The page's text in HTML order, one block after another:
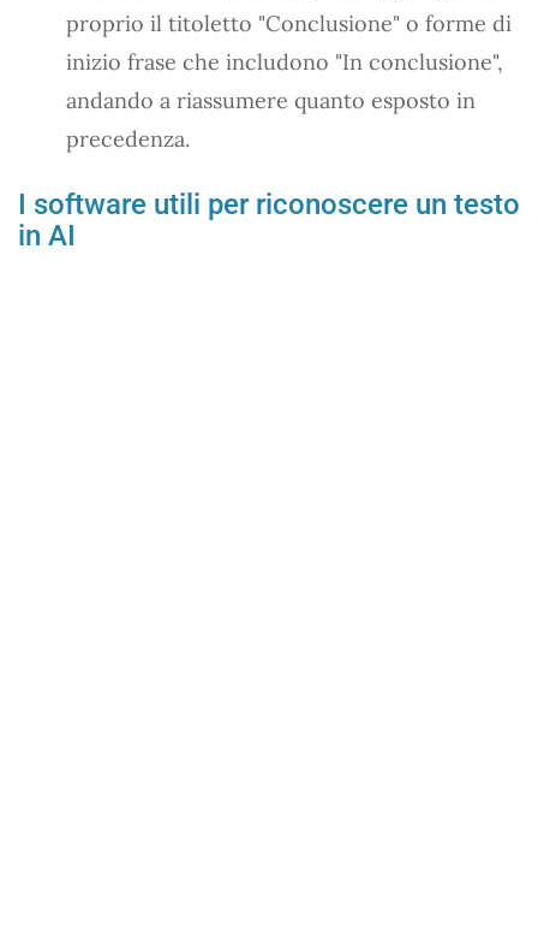
proprio il titoletto "Conclusione" o forme di
inizio frase che includono "In conclusione",
andando a riassumere quanto esposto in
precedenza.
I software utili per riconoscere un testo
in AI